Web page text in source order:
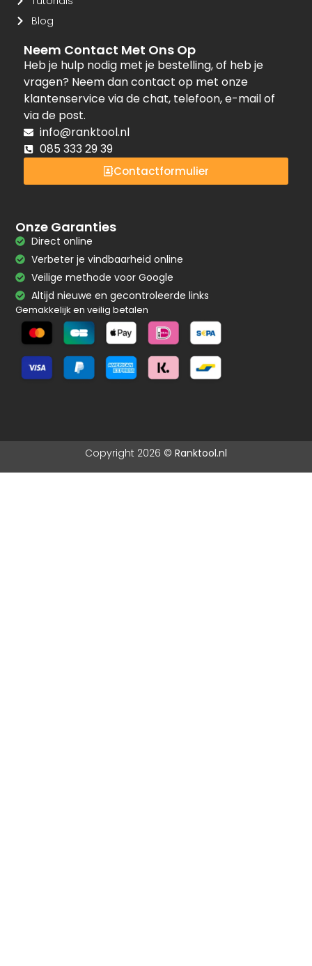
Blog
Neem Contact Met Ons Op
Heb je hulp nodig met je bestelling, of heb je
vragen? Neem dan contact op met onze
klantenservice via de chat, telefoon, e-mail of
via de post.
info@ranktool.nl
085 333 29 39
Contactformulier
Onze Garanties
Direct online
Verbeter je vindbaarheid online
Veilige methode voor Google
Altijd nieuwe en gecontroleerde links
Gemakkelijk en veilig betalen
Copyright 2026 © Ranktool.nl